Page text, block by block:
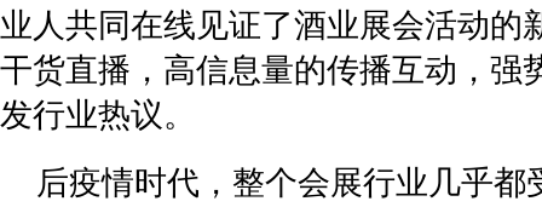
业人共同在线见证了酒业展会活动的
干货直播，高信息量的传播互动，强
发行业热议。
后疫情时代，整个会展行业几乎